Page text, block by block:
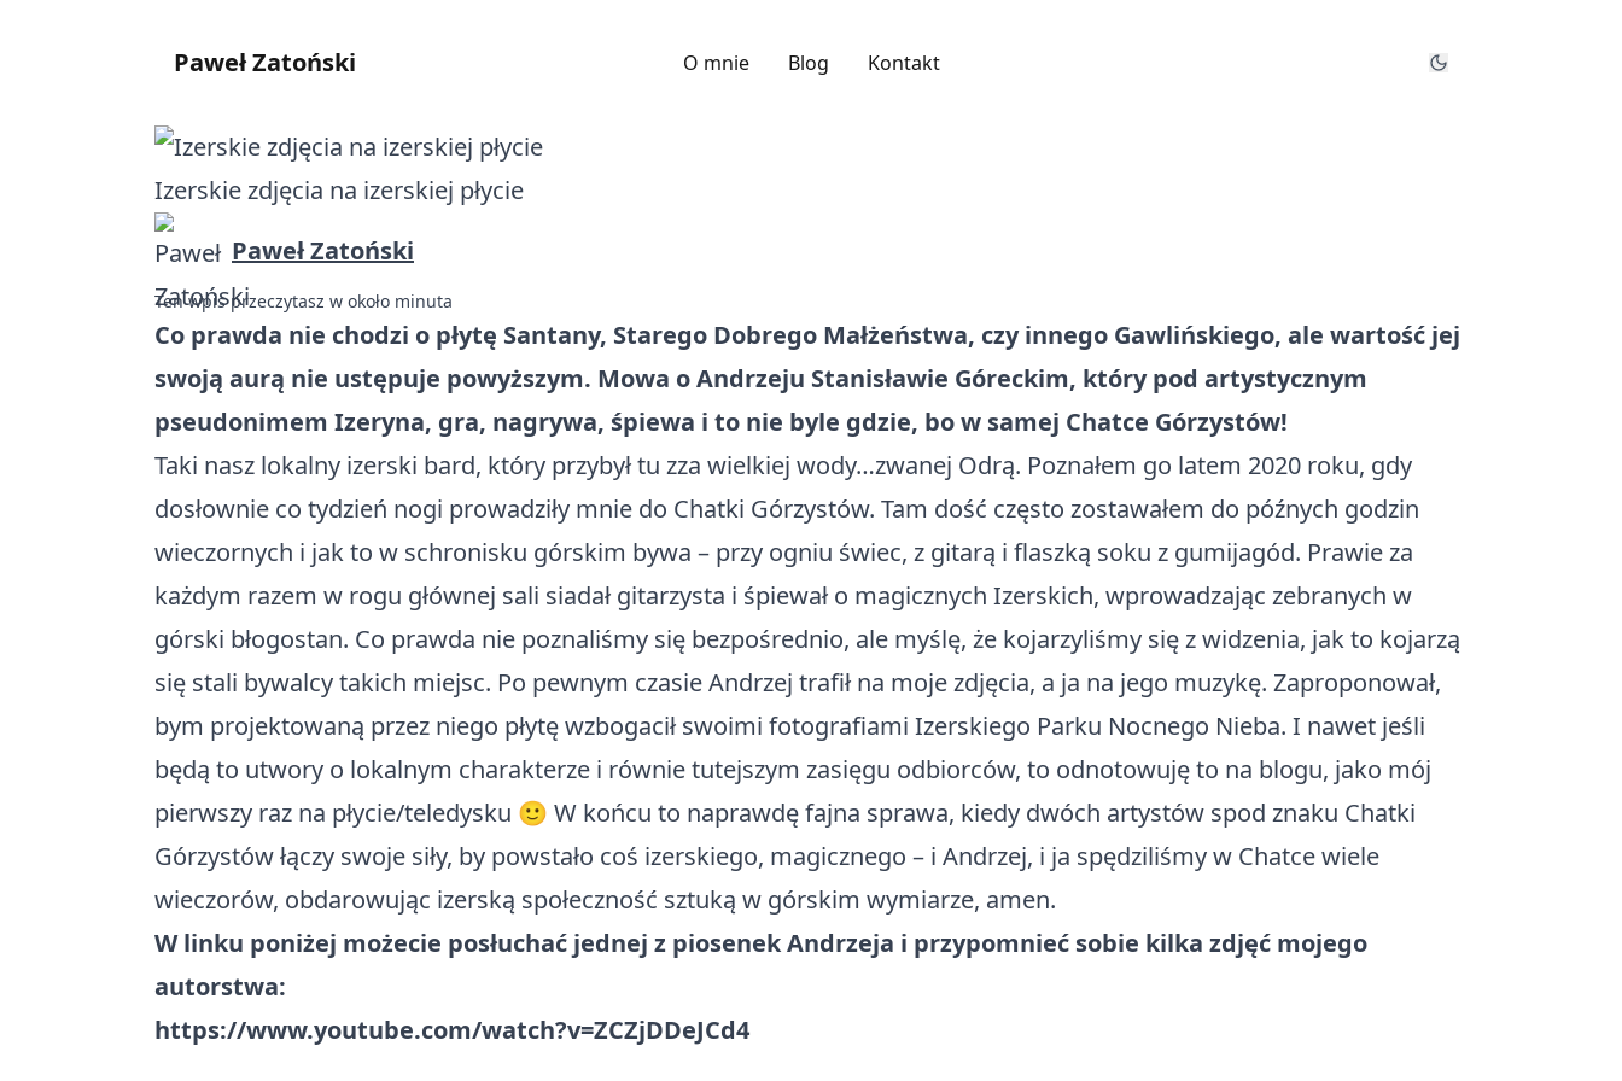
Paweł Zatoński O mnie Blog Kontakt
Izerskie zdjęcia na izerskiej płycie
Paweł Zatoński
Ten wpis przeczytasz w około minuta
Co prawda nie chodzi o płytę Santany, Starego Dobrego Małżeństwa, czy innego Gawlińskiego, ale wartość jej
swoją aurą nie ustępuje powyższym. Mowa o Andrzeju Stanisławie Góreckim, który pod artystycznym
pseudonimem Izeryna, gra, nagrywa, śpiewa i to nie byle gdzie, bo w samej Chatce Górzystów!
Taki nasz lokalny izerski bard, który przybył tu zza wielkiej wody…zwanej Odrą. Poznałem go latem 2020 roku, gdy
dosłownie co tydzień nogi prowadziły mnie do Chatki Górzystów. Tam dość często zostawałem do późnych godzin
wieczornych i jak to w schronisku górskim bywa – przy ogniu świec, z gitarą i flaszką soku z gumijagód. Prawie za
każdym razem w rogu głównej sali siadał gitarzysta i śpiewał o magicznych Izerskich, wprowadzając zebranych w
górski błogostan. Co prawda nie poznaliśmy się bezpośrednio, ale myślę, że kojarzyliśmy się z widzenia, jak to kojarzą
się stali bywalcy takich miejsc. Po pewnym czasie Andrzej trafił na moje zdjęcia, a ja na jego muzykę. Zaproponował,
bym projektowaną przez niego płytę wzbogacił swoimi fotografiami Izerskiego Parku Nocnego Nieba. I nawet jeśli
będą to utwory o lokalnym charakterze i równie tutejszym zasięgu odbiorców, to odnotowuję to na blogu, jako mój
pierwszy raz na płycie/teledysku 🙂 W końcu to naprawdę fajna sprawa, kiedy dwóch artystów spod znaku Chatki
Górzystów łączy swoje siły, by powstało coś izerskiego, magicznego – i Andrzej, i ja spędziliśmy w Chatce wiele
wieczorów, obdarowując izerską społeczność sztuką w górskim wymiarze, amen.
W linku poniżej możecie posłuchać jednej z piosenek Andrzeja i przypomnieć sobie kilka zdjęć mojego
autorstwa:
https://www.youtube.com/watch?v=ZCZjDDeJCd4